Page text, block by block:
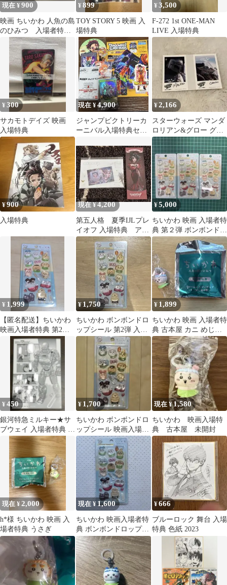
現在 ¥900
映画 ちいかわ 人魚の島
のひみつ 入場者特典
ラッコ
¥899
TOY STORY 5 映画 入
場特典
¥3,500
F-272 1st ONE-MAN
LIVE 入場特典
¥300
サカモトデイズ 映画
入場特典
現在 ¥4,900
ジャンプビクトリーカ
ーニバル入場特典セッ
¥2,166
スターウォーズ マンダ
ロリアン&グロー グー
入場者特典 カード映画
¥900
入場特典
現在 ¥4,200
第五人格 夏季IJLプレ
イオフ 入場特典 アイ
コン&ポストカード
【未使用】
¥5,000
ちいかわ 映画 入場者特
典 第２弾 ボンボンドロ
ップシール 3セット
¥ 1,999
【匿名配送】ちいかわ
映画入場者特典 第2弾
ボンボンドロップシー
¥1,750
ちいかわ ボンボンドロ
ップシール 第2弾 入場
者特典
¥ 1,899
ちいかわ 映画 入場者特
典 古本屋 カニ めじる
しアクセサリー
¥450
銀河特急ミルキー★サ
ブウェイ 入場者特典 オ
リジナルミニ漫画
¥ 1,700
ちいかわ ボンボンドロ
ップシール 映画入場者
特典
現在 ¥1,580
ちいかわ 映画入場特
典 古本屋 未開封
現在 ¥2,000
h*様 ちいかわ 映画 入
場者特典 うさぎ
現在 ¥1,600
ちいかわ 映画入場者特
典 ボンボンドロップシ
ール
¥666
ブルーロック 舞台 入場
特典 色紙 2023